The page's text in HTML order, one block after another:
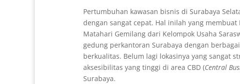
Pertumbuhan kawasan bisnis di Surabaya
dengan sangat cepat. Hal inilah yang membuat
Matahari Gemilang dari Kelompok Usaha
gedung perkantoran Surabaya dengan
berkualitas. Belum lagi lokasinya yang sangat
aksesibilitas yang tinggi di area CBD (Central
Surabaya.